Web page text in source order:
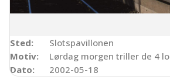
Sted:
Slotspavillonen
Motiv:
Lørdag morgen triller de 4
Dato:
2002-05-18